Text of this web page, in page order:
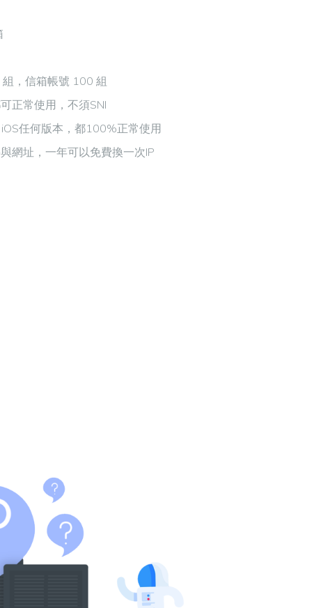
，信箱帳號 100 組
正常使用，不須SNI
任何版本，都100%正常使用
網址，一年可以免費換一次IP